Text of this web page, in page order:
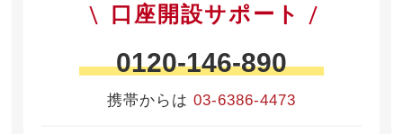
口座開設サポート
0120-146-890
携帯からは 03-6386-4473